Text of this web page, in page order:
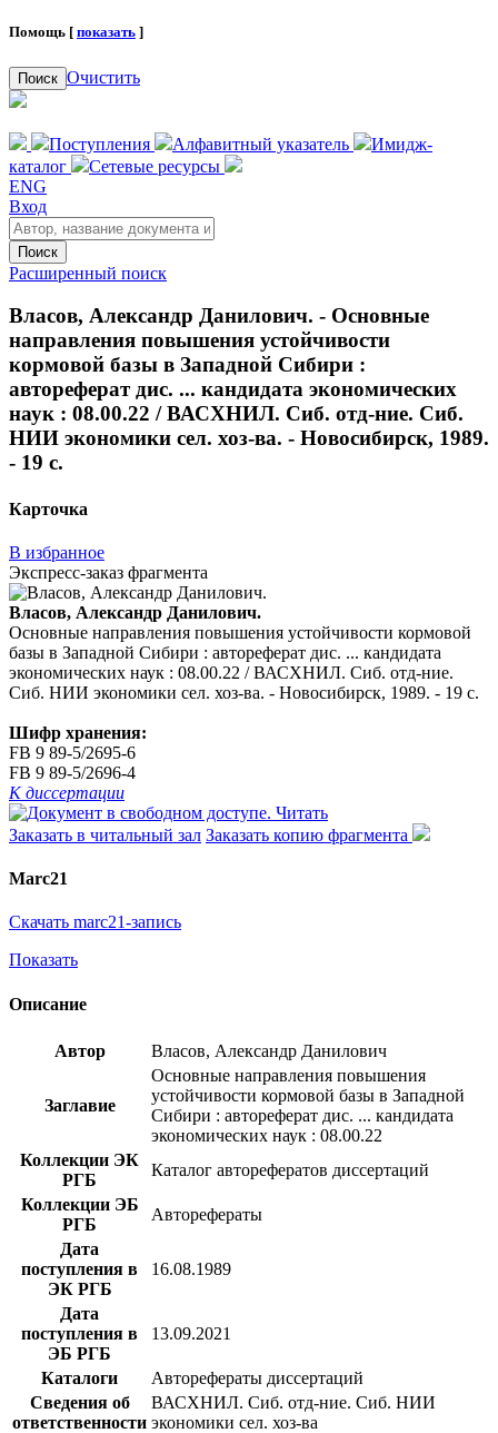
Помощь [ показать ]
Поиск Очистить
Поступления Алфавитный указатель
Имидж-
каталог
Сетевые ресурсы
ENG
Вход
Поиск
Расширенный поиск
Власов, Александр Данилович. - Основные
направления повышения устойчивости
кормовой базы в Западной Сибири :
автореферат дис. ... кандидата экономических
наук : 08.00.22 / ВАСХНИЛ. Сиб. отд-ние. Сиб.
НИИ экономики сел. хоз-ва. - Новосибирск, 1989.
- 19 с.
Карточка
В избранное
Экспресс-заказ фрагмента
Власов, Александр Данилович.
Основные направления повышения устойчивости кормовой
базы в Западной Сибири : автореферат дис. ... кандидата
экономических наук : 08.00.22 / ВАСХНИЛ. Сиб. отд-ние.
Сиб. НИИ экономики сел. хоз-ва. - Новосибирск, 1989. - 19 с.
Шифр хранения:
FB 9 89-5/2695-6
FB 9 89-5/2696-4
К диссертации
Читать
Заказать в читальный зал Заказать копию фрагмента
Marc21
Скачать marc21-запись
Показать
Описание
Автор Власов, Александр Данилович
Заглавие
Основные направления повышения
устойчивости кормовой базы в Западной
Сибири : автореферат дис. ... кандидата
экономических наук : 08.00.22
Коллекции ЭК
РГБ
Каталог авторефератов диссертаций
Коллекции ЭБ
РГБ
Авторефераты
Дата
поступления в
ЭК РГБ
16.08.1989
Дата
поступления в
ЭБ РГБ
13.09.2021
Каталоги
Авторефераты диссертаций
Сведения об
ответственности
ВАСХНИЛ. Сиб. отд-ние. Сиб. НИИ
экономики сел. хоз-ва